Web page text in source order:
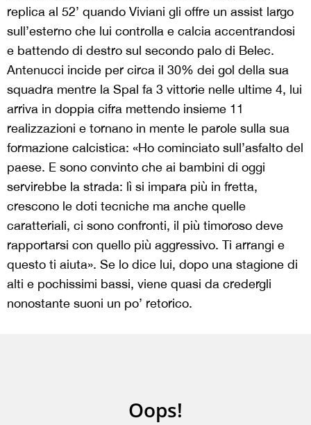
replica al 52’ quando Viviani gli offre un assist largo
sull’esterno che lui controlla e calcia accentrandosi
e battendo di destro sul secondo palo di Belec.
Antenucci incide per circa il 30% dei gol della sua
squadra mentre la Spal fa 3 vittorie nelle ultime 4, lui
arriva in doppia cifra mettendo insieme 11
realizzazioni e tornano in mente le parole sulla sua
formazione calcistica: «Ho cominciato sull’asfalto del
paese. E sono convinto che ai bambini di oggi
servirebbe la strada: lì si impara più in fretta,
crescono le doti tecniche ma anche quelle
caratteriali, ci sono confronti, il più timoroso deve
rapportarsi con quello più aggressivo. Ti arrangi e
questo ti aiuta». Se lo dice lui, dopo una stagione di
alti e pochissimi bassi, viene quasi da credergli
nonostante suoni un po’ retorico.